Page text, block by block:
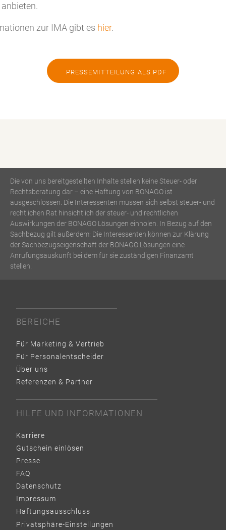
zur IMA gibt es hier.
PRESSEMITTEILUNG ALS PDF
Die von uns bereitgestellten Inhalte stellen keine Steuer- oder
Rechtsberatung dar – eine Haftung von BONAGO ist
ausgeschlossen. Die Interessenten müssen sich selbst steuer- und
rechtlichen Rat hinsichtlich der steuer- und rechtlichen
Auswirkungen der BONAGO Lösungen einholen. In Bezug auf den
Sachbezug gilt außerdem: Die Interessenten können zur Klärung
der Sachbezugseigenschaft der BONAGO Lösungen eine
Anrufungsauskunft bei dem für sie zuständigen Finanzamt
stellen.
BEREICHE
Für Marketing & Vertrieb
Für Personalentscheider
Über uns
Referenzen & Partner
HILFE UND INFORMATIONEN
Karriere
Gutschein einlösen
Presse
FAQ
Datenschutz
Impressum
Haftungsausschluss
Privatsphäre-Einstellungen